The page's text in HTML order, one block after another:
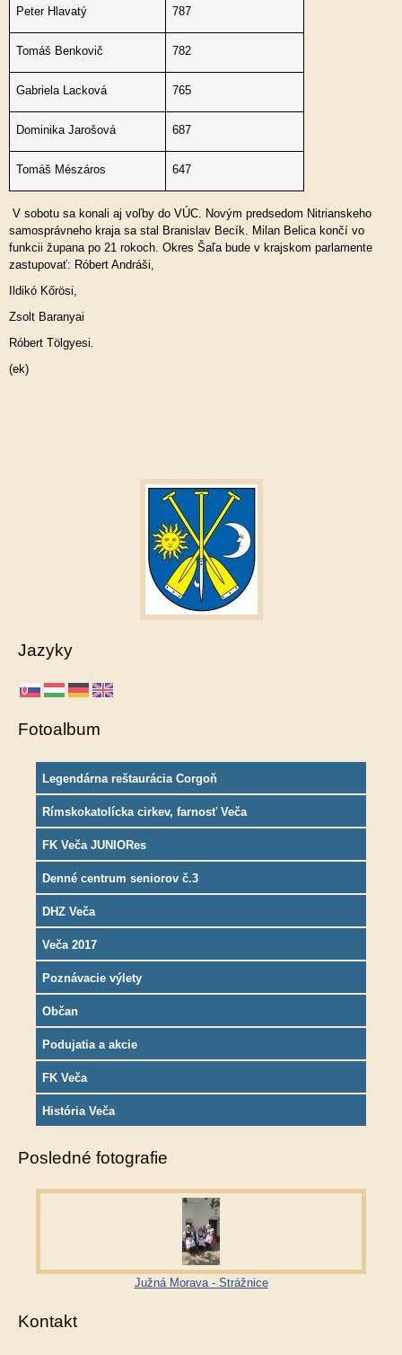
Peter Hlavatý 787
Tomáš Benkovič 782
Gabriela Lacková 765
Dominika Jarošová 687
Tomáš Mészáros 647
V sobotu sa konali aj voľby do VÚC. Novým predsedom Nitrianskeho
samosprávneho kraja sa stal Branislav Becík. Milan Belica končí vo
funkcii župana po 21 rokoch. Okres Šaľa bude v krajskom parlamente
zastupovať: Róbert Andráši,
Ildikó Kőrösi,
Zsolt Baranyai
Róbert Tölgyesi.
(ek)
Jazyky
Fotoalbum
Legendárna reštaurácia Corgoň
Rímskokatolícka cirkev, farnosť Veča
FK Veča JUNIORes
Denné centrum seniorov č.3
DHZ Veča
Veča 2017
Poznávacie výlety
Občan
Podujatia a akcie
FK Veča
História Veča
Posledné fotografie
Južná Morava - Strážnice
Kontakt